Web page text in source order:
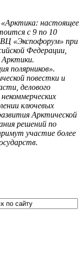
настоящее
с 9 по 10
«Экспофорум» при
Федерации,
Арктики.
полярников».
повестки и
делового
ключевых
Арктической
решений по
участие более